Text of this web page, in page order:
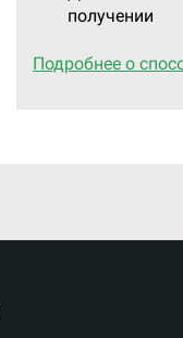
получении
Подробнее о